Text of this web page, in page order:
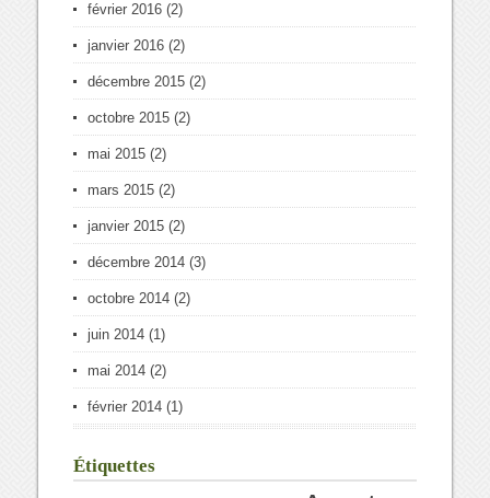
février 2016 (2)
janvier 2016 (2)
décembre 2015 (2)
octobre 2015 (2)
mai 2015 (2)
mars 2015 (2)
janvier 2015 (2)
décembre 2014 (3)
octobre 2014 (2)
juin 2014 (1)
mai 2014 (2)
février 2014 (1)
Étiquettes